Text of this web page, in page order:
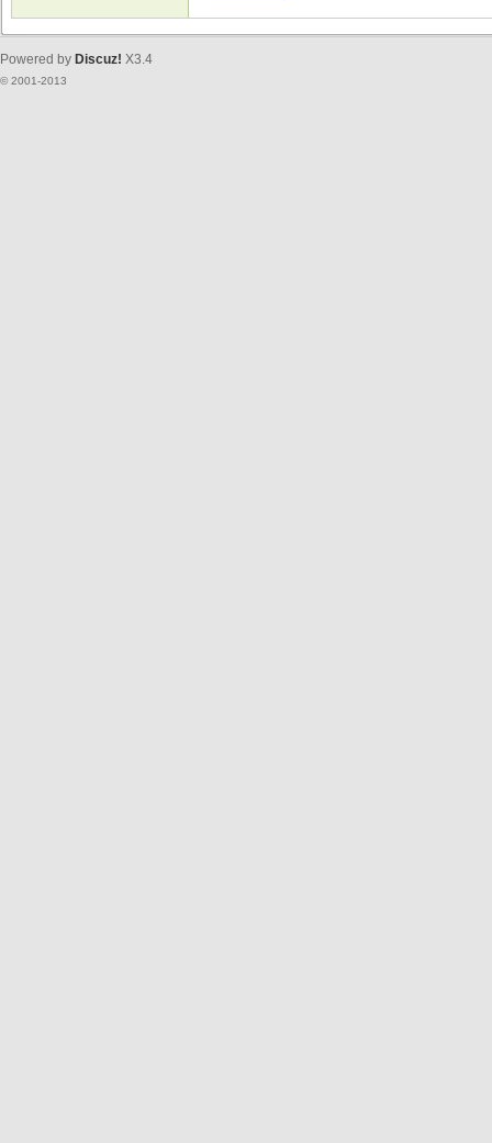
Powered by Discuz! X3.4
© 2001-2013